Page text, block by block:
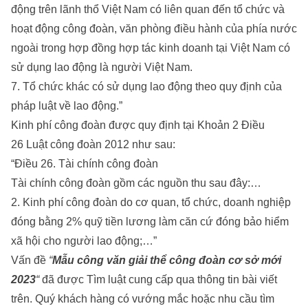
động trên lãnh thổ Việt Nam có liên quan đến tổ chức và
hoạt động công đoàn, văn phòng điều hành của phía nước
ngoài trong hợp đồng hợp tác kinh doanh tại Việt Nam có
sử dụng lao động là người Việt Nam.
7. Tổ chức khác có sử dụng lao động theo quy định của
pháp luật về lao động.”
Kinh phí công đoàn được quy định tại Khoản 2 Điều
26 Luật công đoàn 2012 như sau:
“Điều 26. Tài chính công đoàn
Tài chính công đoàn gồm các nguồn thu sau đây:…
2. Kinh phí công đoàn do cơ quan, tổ chức, doanh nghiệp
đóng bằng 2% quỹ tiền lương làm căn cứ đóng bảo hiểm
xã hội cho người lao động;…”
Vấn đề “Mẫu công văn giải thể công đoàn cơ sở mới
2023“đã được Tìm luậtcung cấp qua thông tin bài viết
trên. Quý khách hàng có vướng mắc hoặc nhu cầu tìm